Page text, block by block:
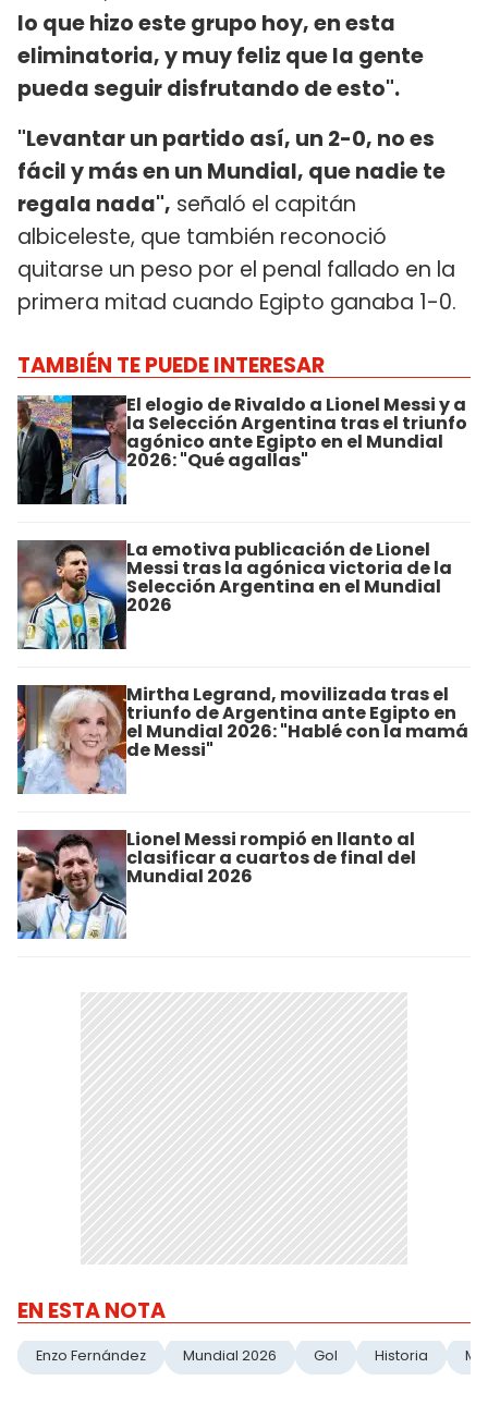
lo que hizo este grupo hoy, en esta
eliminatoria, y muy feliz que la gente
pueda seguir disfrutando de esto".
"Levantar un partido así, un 2-0, no es
fácil y más en un Mundial, que nadie te
regala nada", señaló el capitán
albiceleste, que también reconoció
quitarse un peso por el penal fallado en la
primera mitad cuando Egipto ganaba 1-0.
TAMBIÉN TE PUEDE INTERESAR
El elogio de Rivaldo a Lionel Messi y a
la Selección Argentina tras el triunfo
agónico ante Egipto en el Mundial
2026: "Qué agallas"
La emotiva publicación de Lionel
Messi tras la agónica victoria de la
Selección Argentina en el Mundial
2026
Mirtha Legrand, movilizada tras el
triunfo de Argentina ante Egipto en
el Mundial 2026: "Hablé con la mamá
de Messi"
Lionel Messi rompió en llanto al
clasificar a cuartos de final del
Mundial 2026
EN ESTA NOTA
Enzo Fernández Mundial 2026 Gol Historia